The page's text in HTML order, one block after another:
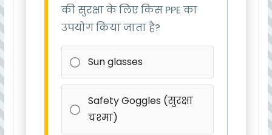
की सुरक्षा के लिए किस PPE का
उपयोग किया जाता है?
Sun glasses
Safety Goggles (सुरक्षा
चश्मा)